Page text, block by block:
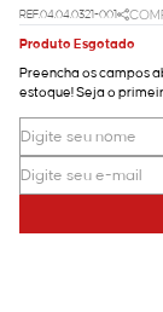
REF.04.04.0321-001
Produto Esgotado
Preencha os campos
estoque! Seja o